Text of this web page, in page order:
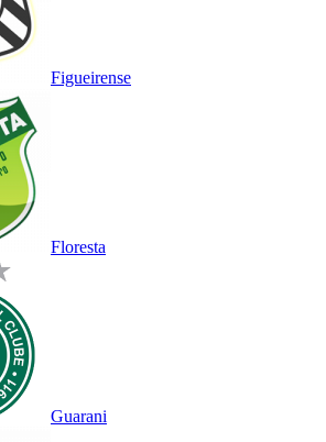
Figueirense
Floresta
Guarani